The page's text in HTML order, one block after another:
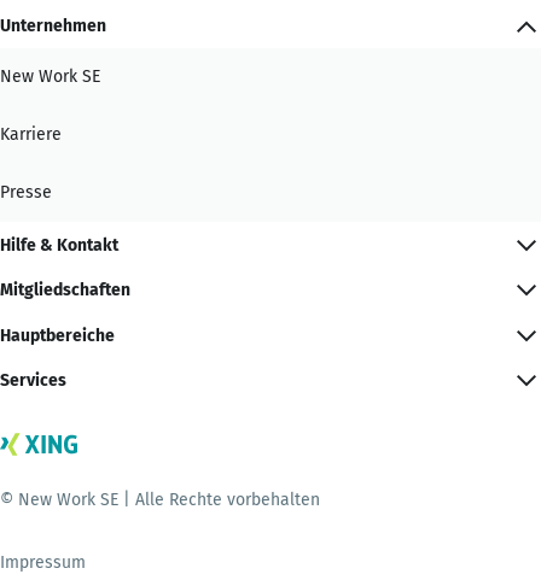
Unternehmen
New Work SE
Karriere
Presse
Hilfe & Kontakt
Mitgliedschaften
Hauptbereiche
Services
© New Work SE | Alle Rechte vorbehalten
Impressum